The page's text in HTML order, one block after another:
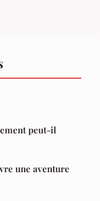
peut-il
une aventure